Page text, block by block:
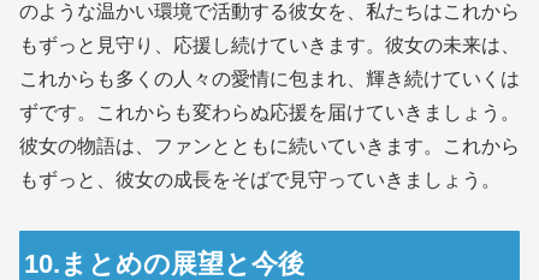
のような温かい環境で活動する彼女を、私たちはこれから
もずっと見守り、応援し続けていきます。彼女の未来は、
これからも多くの人々の愛情に包まれ、輝き続けていくは
ずです。これからも変わらぬ応援を届けていきましょう。
彼女の物語は、ファンとともに続いていきます。これから
もずっと、彼女の成長をそばで見守っていきましょう。
10.まとめの展望と今後